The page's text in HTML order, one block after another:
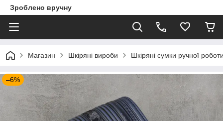
Зроблено вручну
Магазин Шкіряні вироби Шкіряні сумки ручної
–6%